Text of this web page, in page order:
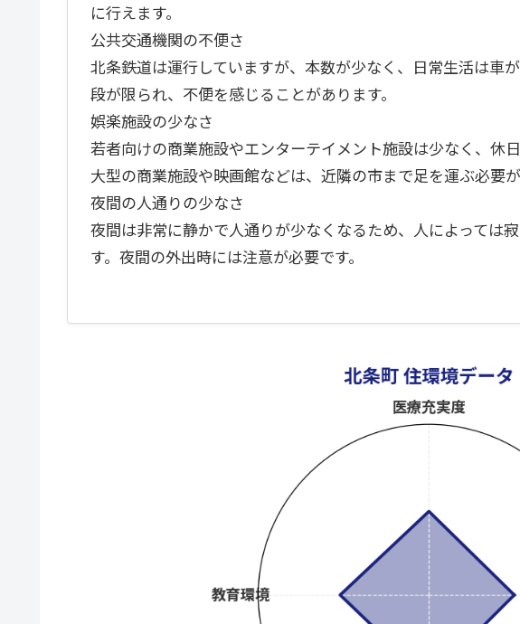
に行えます。
公共交通機関の不便さ
北条鉄道は運行していますが、本数が少なく、日常生活は車
段が限られ、不便を感じることがあります。
娯楽施設の少なさ
若者向けの商業施設やエンターテイメント施設は少なく、休
大型の商業施設や映画館などは、近隣の市まで足を運ぶ必要が
夜間の人通りの少なさ
夜間は非常に静かで人通りが少なくなるため、人によっては
す。夜間の外出時には注意が必要です。